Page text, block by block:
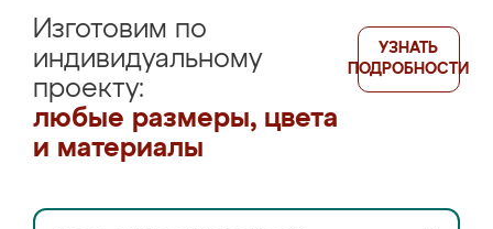
Изготовим по
индивидуальному
проекту:
любые размеры, цвета
и материалы
УЗНАТЬ
ПОДРОБНОСТИ